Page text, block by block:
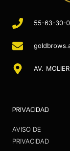
55-63-30-
AV.
PRIVACIDAD
AVISO DE
PRIVACIDAD